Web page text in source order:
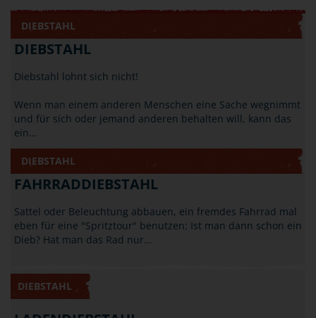
DIEBSTAHL
DIEBSTAHL
Diebstahl lohnt sich nicht!
Wenn man einem anderen Menschen eine Sache wegnimmt
und für sich oder jemand anderen behalten will, kann das
ein…
DIEBSTAHL
FAHRRADDIEBSTAHL
Sattel oder Beleuchtung abbauen, ein fremdes Fahrrad mal
eben für eine "Spritztour" benutzen: Ist man dann schon ein
Dieb? Hat man das Rad nur…
DIEBSTAHL